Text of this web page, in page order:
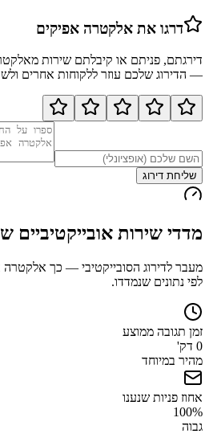
דרגו את אלקטרה אפיקים
דירגתם, פניתם או קיבלתם שירות מ
— הדירוג שלכם עוזר ללקוחות אחרים
שליחת דירוג
מדדי שירות אובייקטיביים
מעבר לדירוג הסובייקטיבי — כך אלקטרה
לפי נתונים שנמדדו.
זמן תגובה ממוצע
0 דק'
מהיר במיוחד
אחוז פניות שנענו
100%
גבוה